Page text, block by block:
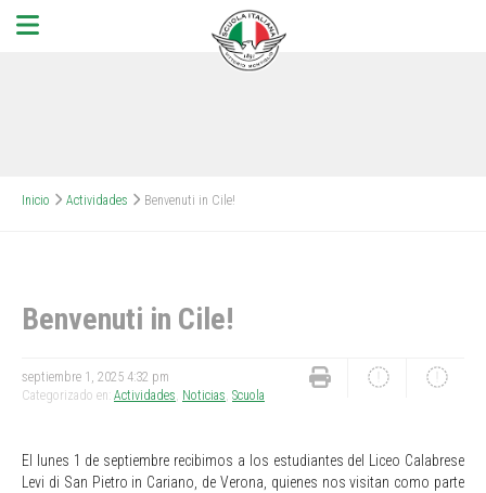
Inicio Actividades Benvenuti in Cile!
Benvenuti in Cile!
septiembre 1, 2025 4:32 pm
Categorizado en: Actividades Noticias Scuola
El lunes 1 de septiembre recibimos a los estudiantes del Liceo Calabrese
Levi di San Pietro in Cariano, de Verona, quienes nos visitan como parte